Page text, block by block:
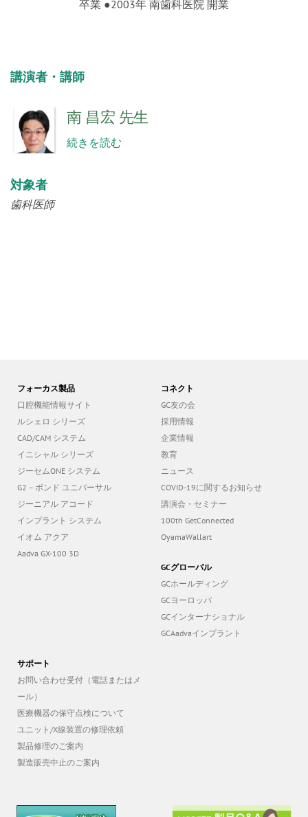
続きを読む
歯科医師
口腔機能情報サイト
ルシェロ シリーズ
CAD/CAM システム
イニシャル シリーズ
ジーセムONE システム
G2－ボンド ユニバーサル
ジーニアル アコード
インプラント システム
イオム アクア
Aadva GX-100 3D
GC友の会
採用情報
企業情報
教育
ニュース
COVID-19に関するお知らせ
講演会・セミナー
100th GetConnected
OyamaWallart
GCホールディング
GCヨーロッパ
GCインターナショナル
GCAadvaインプラント
お問い合わせ受付（電話またはメ
ール）
医療機器の保守点検について
ユニット/X線装置の修理依頼
製品修理のご案内
製造販売中止のご案内